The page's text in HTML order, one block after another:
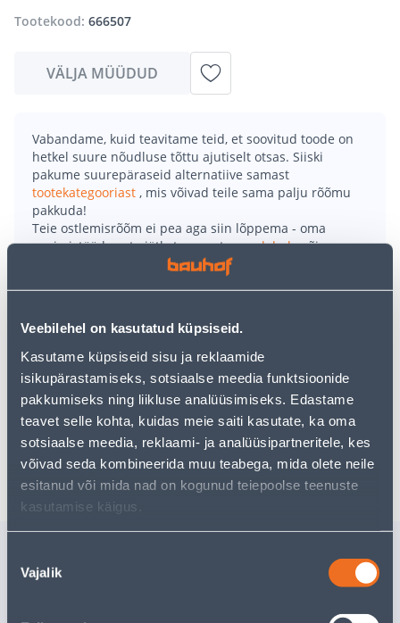
Veebilehel on kasutatud küpsiseid.
Kasutame küpsiseid sisu ja reklaamide
isikupärastamiseks, sotsiaalse meedia funktsioonide
pakkumiseks ning liikluse analüüsimiseks. Edastame
teavet selle kohta, kuidas meie saiti kasutate, ka oma
sotsiaalse meedia, reklaami- ja analüüsipartneritele, kes
võivad seda kombineerida muu teabega, mida olete neile
esitanud või mida nad on kogunud teiepoolse teenuste
kasutamise käigus.
valik
Vajalik
Tootekood: 666507
VÄLJA MÜÜDUD
Vabandame, kuid teavitame teid, et soovitud toode on
hetkel suure nõudluse tõttu ajutiselt otsas. Siiski
pakume suurepäraseid alternatiive samast
tootekategooriast , mis võivad teile sama palju rõõmu
pakkuda!
Teie ostlemisrõõm ei pea aga siin lõppema - oma
uurimistööd saate jätkata, naastesavalehelevõi
kasutades meie võimsat otsingufunktsiooni, et leida
veelgi meelepärasemad valikuid. Head ostlemist!
• Välitingimustele vastav postkast.
• Helehalli värvi.
• Mõõtmed 15 x 30 x 41 cm.
• 14-päevane tagastusõigus.
Tarne pole võimalik